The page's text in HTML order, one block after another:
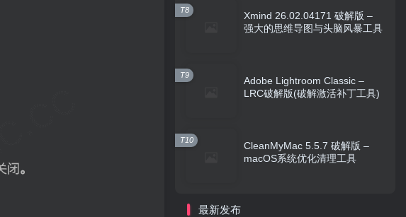
Xmind 26.02.04171 破解版 –
强大的思维导图与头脑风暴工具
T8
Adobe Lightroom Classic –
LRC破解版(破解激活补丁工具)
T9
CleanMyMac 5.5.7 破解版 –
macOS系统优化清理工具
T10
最新发布